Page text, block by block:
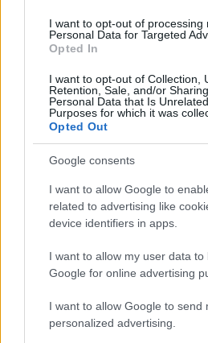
I want to opt-out of processing
Personal Data for Targeted
Opted In
I want to opt-out of Collection,
Retention, Sale, and/or
Personal Data that Is
Purposes for which it was
Opted Out
Google consents
I want to allow Google to
related to advertising like
device identifiers in apps.
I want to allow my user data to
Google for online advertising
I want to allow Google to send
personalized advertising.
Itt állíthatod be, hogy